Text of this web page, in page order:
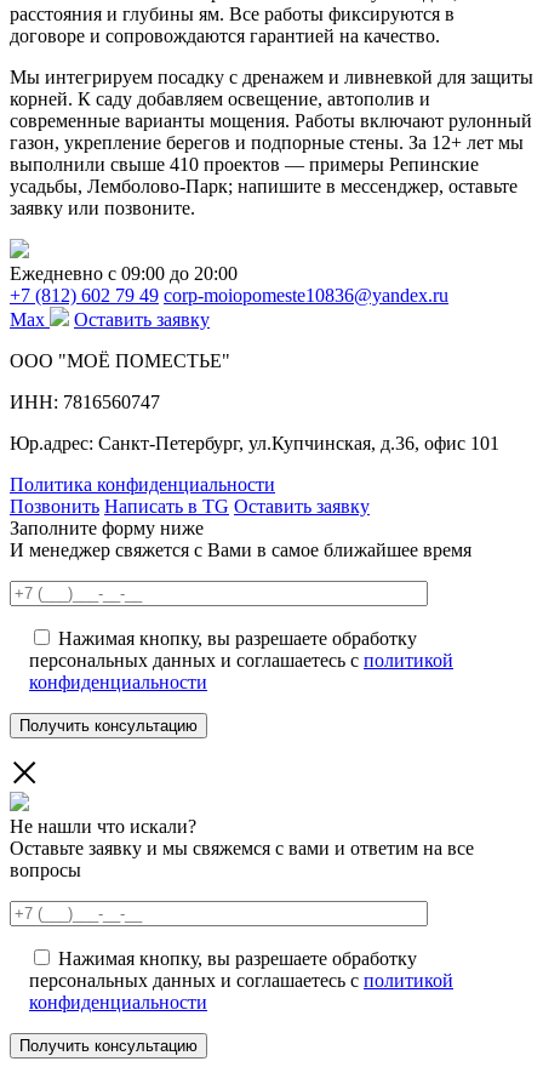
расстояния и глубины ям. Все работы фиксируются в
договоре и сопровождаются гарантией на качество.
Мы интегрируем посадку с дренажем и ливневкой для защиты
корней. К саду добавляем освещение, автополив и
современные варианты мощения. Работы включают рулонный
газон, укрепление берегов и подпорные стены. За 12+ лет мы
выполнили свыше 410 проектов — примеры Репинские
усадьбы, Лемболово-Парк; напишите в мессенджер, оставьте
заявку или позвоните.
Ежедневно c 09:00 до 20:00
+7 (812) 602 79 49 corp-moiopomeste10836@yandex.ru
Max
Оставить заявку
ООО "МОЁ ПОМЕСТЬЕ"
ИНН: 7816560747
Юр.адрес: Санкт-Петербург, ул.Купчинская, д.36, офис 101
Политика конфиденциальности
Позвонить Написать в TG Оставить заявку
Заполните форму ниже
И менеджер свяжется с Вами в самое ближайшее время
Нажимая кнопку, вы разрешаете обработку
персональных данных и соглашаетесь с политикой
конфиденциальности
Не нашли что искали?
Оставьте заявку и мы свяжемся с вами и ответим на все
вопросы
Нажимая кнопку, вы разрешаете обработку
персональных данных и соглашаетесь с политикой
конфиденциальности